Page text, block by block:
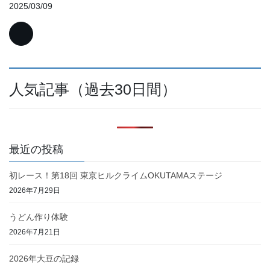
2025/03/09
人気記事（過去30日間）
最近の投稿
初レース！第18回 東京ヒルクライムOKUTAMAステージ
2026年7月29日
うどん作り体験
2026年7月21日
2026年大豆の記録